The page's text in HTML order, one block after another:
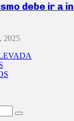
debe ir a
2025
Search